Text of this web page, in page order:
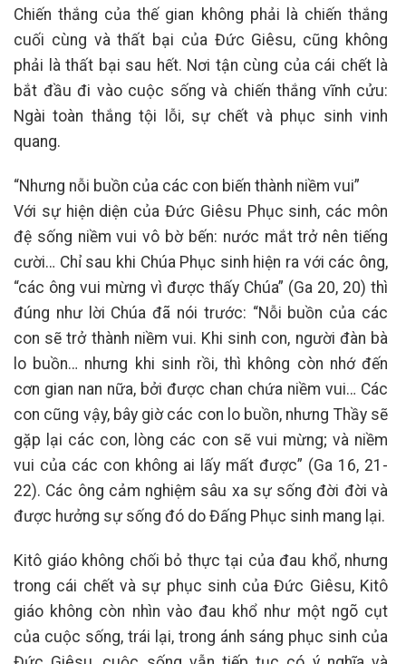
Chiến thắng của thế gian không phải là chiến thắng
cuối cùng và thất bại của Đức Giêsu, cũng không
phải là thất bại sau hết. Nơi tận cùng của cái chết là
bắt đầu đi vào cuộc sống và chiến thắng vĩnh cửu:
Ngài toàn thắng tội lỗi, sự chết và phục sinh vinh
quang.
“Nhưng nỗi buồn của các con biến thành niềm vui”
Với sự hiện diện của Đức Giêsu Phục sinh, các môn
đệ sống niềm vui vô bờ bến: nước mắt trở nên tiếng
cười… Chỉ sau khi Chúa Phục sinh hiện ra với các ông,
“các ông vui mừng vì được thấy Chúa” (Ga 20, 20) thì
đúng như lời Chúa đã nói trước: “Nỗi buồn của các
con sẽ trở thành niềm vui. Khi sinh con, người đàn bà
lo buồn… nhưng khi sinh rồi, thì không còn nhớ đến
cơn gian nan nữa, bởi được chan chứa niềm vui… Các
con cũng vậy, bây giờ các con lo buồn, nhưng Thầy sẽ
gặp lại các con, lòng các con sẽ vui mừng; và niềm
vui của các con không ai lấy mất được” (Ga 16, 21-
22). Các ông cảm nghiệm sâu xa sự sống đời đời và
được hưởng sự sống đó do Đấng Phục sinh mang lại.
Kitô giáo không chối bỏ thực tại của đau khổ, nhưng
trong cái chết và sự phục sinh của Đức Giêsu, Kitô
giáo không còn nhìn vào đau khổ như một ngõ cụt
của cuộc sống, trái lại, trong ánh sáng phục sinh của